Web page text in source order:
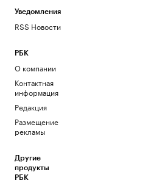
Уведомления
RSS Новости
РБК
О компании
Контактная
информация
Редакция
Размещение
рекламы
Другие
продукты
РБК